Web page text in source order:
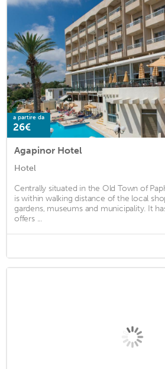
a partire da
26€
Agapinor Hotel
Hotel
Centrally situated in the Old Town of
is within walking distance of the local
gardens, museums and municipality. It
offers ...